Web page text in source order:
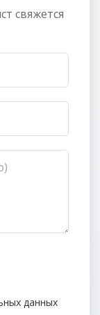
свяжется
данных